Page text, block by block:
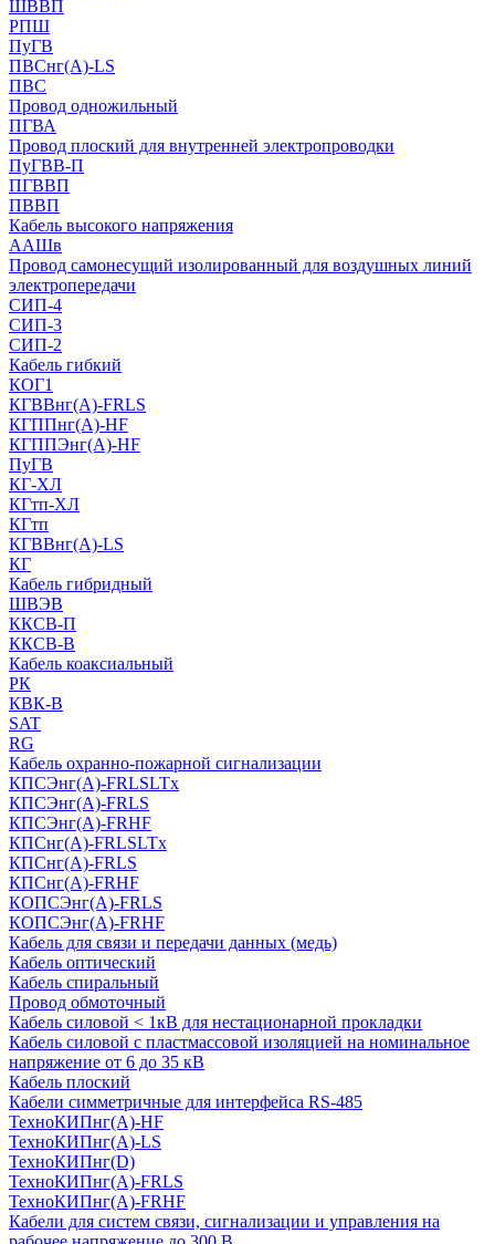
ШВВП
РПШ
ПуГВ
ПВСнг(А)-LS
ПВС
Провод одножильный
ПГВА
Провод плоский для внутренней электропроводки
ПуГВВ-П
ПГВВП
ПВВП
Кабель высокого напряжения
ААШв
Провод самонесущий изолированный для воздушных линий
электропередачи
СИП-4
СИП-3
СИП-2
Кабель гибкий
КОГ1
КГВВнг(А)-FRLS
КГППнг(A)-HF
КГППЭнг(A)-HF
ПуГВ
КГ-ХЛ
КГтп-ХЛ
КГтп
КГВВнг(А)-LS
КГ
Кабель гибридный
ШВЭВ
ККСВ-П
ККСВ-В
Кабель коаксиальный
РК
КВК-В
SAT
RG
Кабель охранно-пожарной сигнализации
КПСЭнг(А)-FRLSLTx
КПСЭнг(А)-FRLS
КПСЭнг(А)-FRHF
КПСнг(А)-FRLSLTx
КПСнг(А)-FRLS
КПСнг(А)-FRHF
КОПСЭнг(А)-FRLS
КОПСЭнг(А)-FRHF
Кабель для связи и передачи данных (медь)
Кабель оптический
Кабель спиральный
Провод обмоточный
Кабель силовой < 1кВ для нестационарной прокладки
Кабель силовой с пластмассовой изоляцией на номинальное
напряжение от 6 до 35 кВ
Кабель плоский
Кабели симметричные для интерфейса RS-485
ТеxноКИПнг(A)-HF
ТеxноКИПнг(A)-LS
ТеxноКИПнг(D)
ТехноКИПнг(A)-FRLS
ТехноКИПнг(A)-FRHF
Кабели для систем связи, сигнализации и управления на